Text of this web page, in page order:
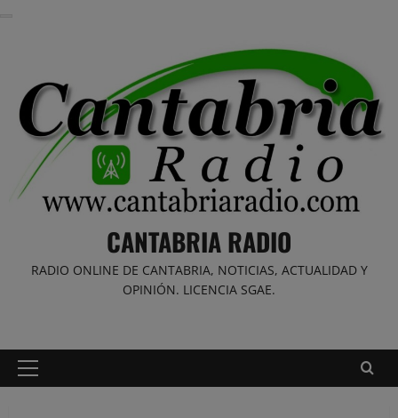
CANTABRIA RADIO
RADIO ONLINE DE CANTABRIA, NOTICIAS, ACTUALIDAD Y
OPINIÓN. LICENCIA SGAE.
Menú